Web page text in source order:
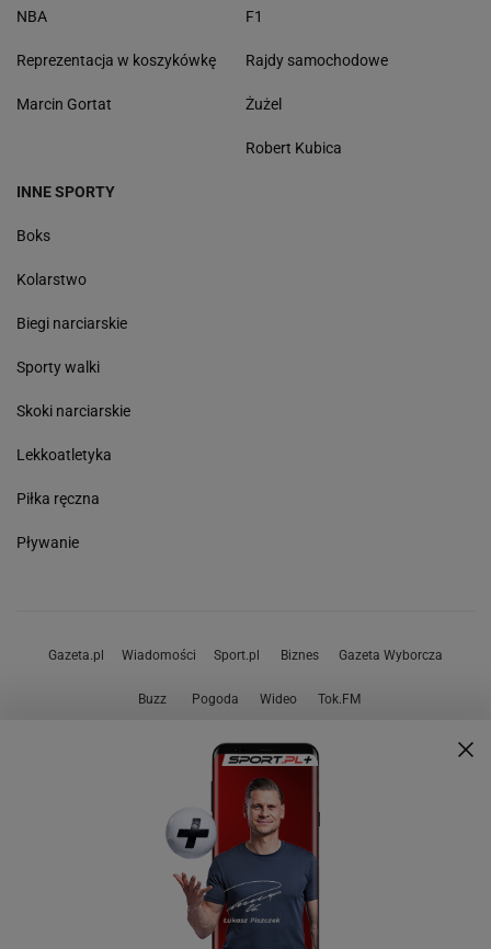
NBA
Reprezentacja w koszykówkę
Marcin Gortat
F1
Rajdy samochodowe
Żużel
Robert Kubica
INNE SPORTY
Boks
Kolarstwo
Biegi narciarskie
Sporty walki
Skoki narciarskie
Lekkoatletyka
Piłka ręczna
Pływanie
Gazeta.pl Wiadomości Sport.pl Biznes Gazeta Wyborcza
Buzz Pogoda Wideo Tok.FM
Facebook RSS
Copyright © Gazeta.pl sp. z o.o.
Staże u nas Polityka prywatności
Zasady korzystania z portalu